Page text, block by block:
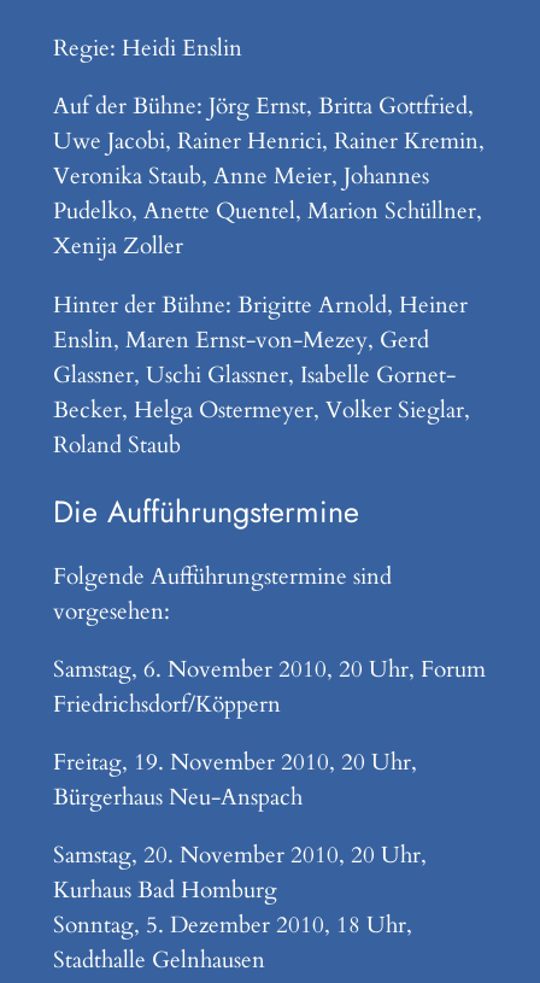
Regie: Heidi Enslin
Auf der Bühne: Jörg Ernst, Britta Gottfried,
Uwe Jacobi, Rainer Henrici, Rainer Kremin,
Veronika Staub, Anne Meier, Johannes
Pudelko, Anette Quentel, Marion Schüllner,
Xenija Zoller
Hinter der Bühne: Brigitte Arnold, Heiner
Enslin, Maren Ernst-von-Mezey, Gerd
Glassner, Uschi Glassner, Isabelle Gornet-
Becker, Helga Ostermeyer, Volker Sieglar,
Roland Staub
Die Aufführungstermine
Folgende Aufführungstermine sind
vorgesehen:
Samstag, 6. November 2010, 20 Uhr, Forum
Friedrichsdorf/Köppern
Freitag, 19. November 2010, 20 Uhr,
Bürgerhaus Neu-Anspach
Samstag, 20. November 2010, 20 Uhr,
Kurhaus Bad Homburg
Sonntag, 5. Dezember 2010, 18 Uhr,
Stadthalle Gelnhausen